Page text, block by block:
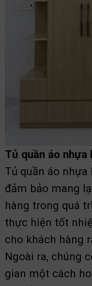
Tủ quần áo nhựa
Tủ quần áo
đảm bảo mang
hàng trong quá
thực hiện tốt
cho khách hàng
Ngoài ra, chúng
gian một cách